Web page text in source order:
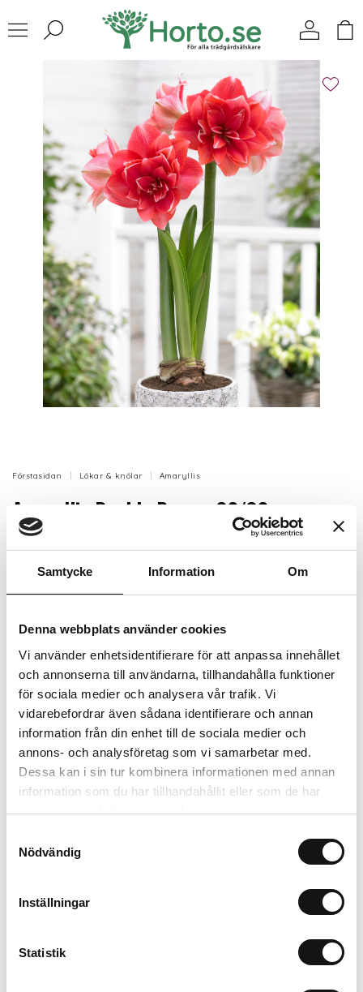
Samtycke Information Om
Denna webbplats använder cookies
Vi använder enhetsidentifierare för att anpassa innehållet
och annonserna till användarna, tillhandahålla funktioner
för sociala medier och analysera vår trafik. Vi
vidarebefordrar även sådana identifierare och annan
information från din enhet till de sociala medier och
annons- och analysföretag som vi samarbetar med.
Dessa kan i sin tur kombinera informationen med annan
information som du har tillhandahållit eller som de har
samlat in när du har använt deras tjänster.
Nödvändig
Inställningar
Statistik
Förstasidan Lökar & knölar Amaryllis
Amaryllis Double Dream 30/32
Amaryllis ’Double Dream’ är en imponerande sort med
De stora, fyllda blommorna ger ett drömlikt intryck
och blommar 6–8 veckor efter plantering.
Artikelnr: SVS57025
Beställningsvara, 1-2v
Inkl. moms: 102 kr
Lägg i varukorgen
Trygg betalning
Ekologiskt utbud
Beskrivning
Recensioner